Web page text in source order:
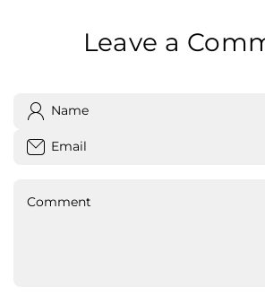
Leave a
Name
Email
Comment